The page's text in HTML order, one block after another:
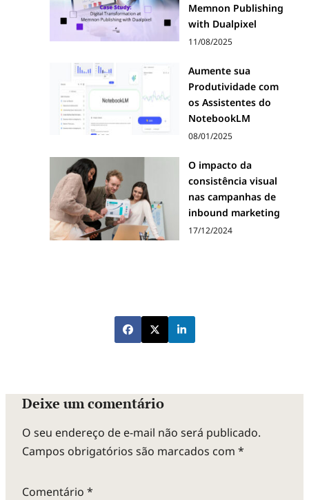
Memnon Publishing
with Dualpixel
11/08/2025
Aumente sua
Produtividade com
os Assistentes do
NotebookLM
08/01/2025
O impacto da
consistência visual
nas campanhas de
inbound marketing
17/12/2024
Deixe um comentário
O seu endereço de e-mail não será publicado.
Campos obrigatórios são marcados com *
Comentário *